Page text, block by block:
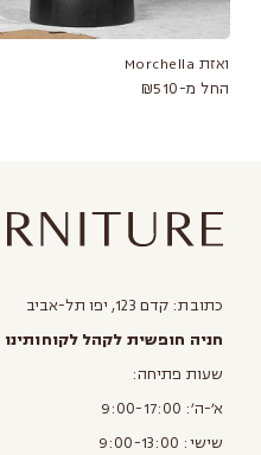
ואזת Morchella
החל מ-₪510
כתובת: קדם 123, יפו תל-אביב
חניה חופשית לקהל לקוחותינו
שעות פתיחה:
א׳-ה׳: 9:00-17:00
שישי: 9:00-13:00